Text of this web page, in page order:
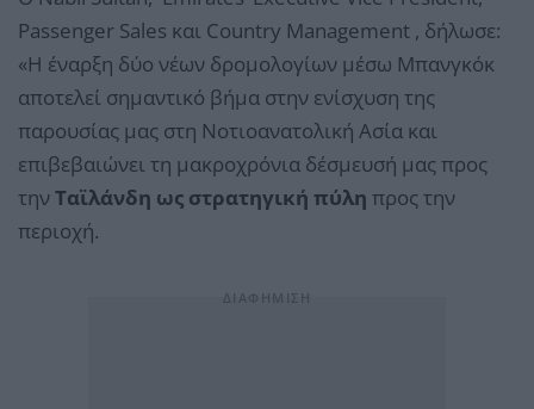
Passenger Sales και Country Management , δήλωσε:
«Η έναρξη δύο νέων δρομολογίων μέσω Μπανγκόκ
αποτελεί σημαντικό βήμα στην ενίσχυση της
παρουσίας μας στη Νοτιοανατολική Ασία και
επιβεβαιώνει τη μακροχρόνια δέσμευσή μας προς
τηνΤαϊλάνδη ως στρατηγική πύλη προς την
περιοχή.